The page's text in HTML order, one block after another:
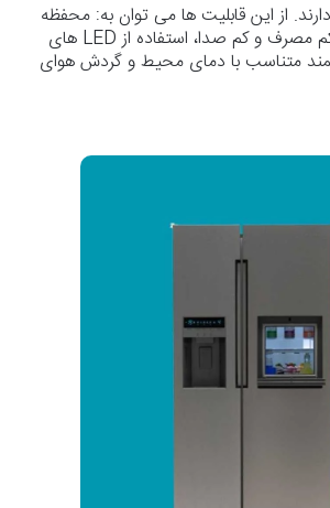
از این قابلیت ها می توان به: محفظه
آبسردکن، یخساز، سیستم نوفراست و ضدبرفک، کمپرسور اینورتر کم مصرف و کم صدا، استفاده از LED های
متناسب با دمای محیط و گردش هوای